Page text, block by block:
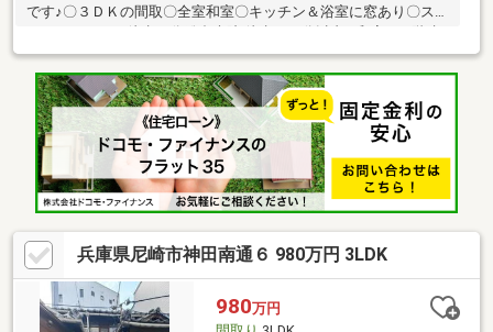
です♪〇３ＤＫの間取〇全室和室〇キッチン＆浴室に窓あり〇スー
温水洗浄便座 / 浴室に窓 / 通風良好 / 都市ガス / 小学校 徒歩１０
分以内 / 平坦地■□■９０店舗以上のFUKUYAネットワークでサポー
トいたします■□■家を買うとき・売るときは福屋不動産販売尼崎
店にお任せください！お客様からのお問い合わせをスタッフ一同
お待ちしております！フリーダイヤル：０１２０－２７－２９８
１
兵庫県尼崎市神田南通６ 980万円 3LDK
980万円